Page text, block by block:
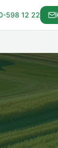
598 12 22